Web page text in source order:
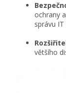
ochrany
správu
většího